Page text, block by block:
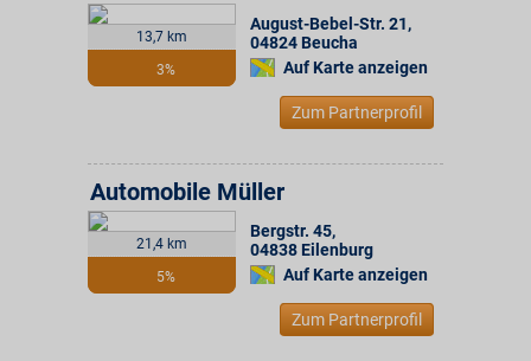
13,7 km
3%
August-Bebel-Str. 21,
04824 Beucha
Auf Karte anzeigen
Zum Partnerprofil
21,4 km
5%
Automobile Müller
Bergstr. 45,
04838 Eilenburg
Auf Karte anzeigen
Zum Partnerprofil